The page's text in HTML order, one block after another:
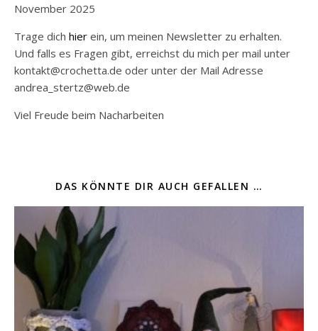
November 2025
Trage dich hier ein, um meinen Newsletter zu erhalten.
Und falls es Fragen gibt, erreichst du mich per mail unter
kontakt@crochetta.de oder unter der Mail Adresse
andrea_stertz@web.de
Viel Freude beim Nacharbeiten
DAS KÖNNTE DIR AUCH GEFALLEN …